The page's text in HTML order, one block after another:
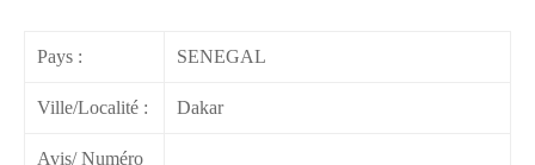
Pays : SENEGAL
Ville/Localité : Dakar
Avis/ Numéro